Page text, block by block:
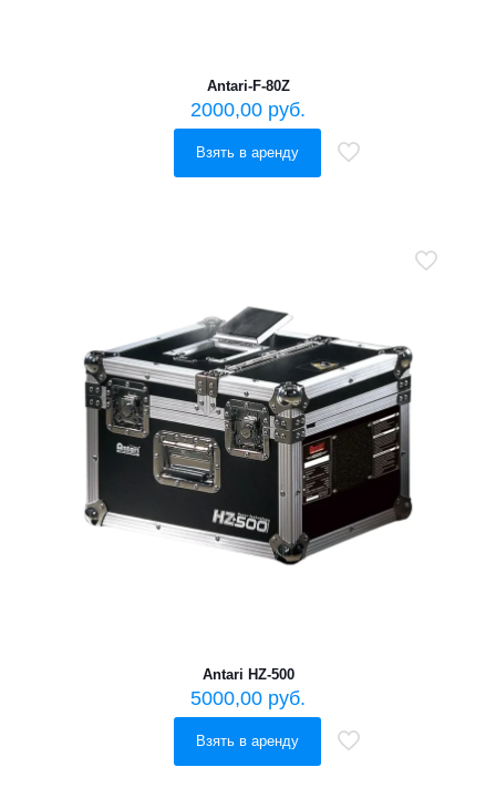
Antari-F-80Z
2000,00 руб.
Взять в аренду
Antari HZ-500
5000,00 руб.
Взять в аренду